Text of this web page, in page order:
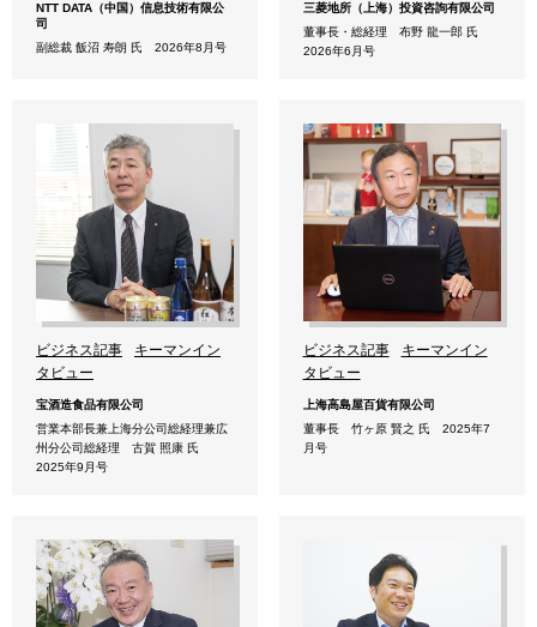
NTT DATA（中国）信息技術有限公
司
副総裁 飯沼 寿朗 氏 2026年8月号
三菱地所（上海）投資咨詢有限公司
董事長・総経理 布野 龍一郎 氏
2026年6月号
ビジネス記事
キーマンイン
タビュー
宝酒造食品有限公司
営業本部長兼上海分公司総経理兼広
州分公司総経理 古賀 照康 氏
2025年9月号
ビジネス記事
キーマンイン
タビュー
上海高島屋百貨有限公司
董事長 竹ヶ原 賢之 氏 2025年7
月号